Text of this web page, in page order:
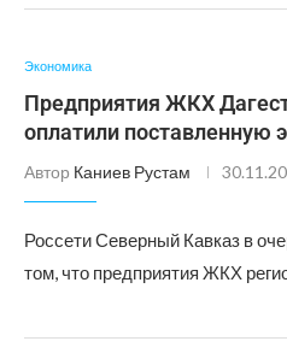
Экономика
Предприятия ЖКХ
оплатили поставленную
Автор Каниев Рустам
Россети Северный Кавказ в
том, что предприятия ЖКХ